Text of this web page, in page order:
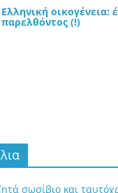
Ελληνική οικογένεια:
παρελθόντος (!)
σωσίβιο και